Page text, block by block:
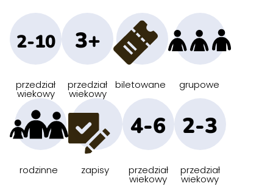
2-10
przedział
wiekowy
3+
przedział
wiekowy
biletowane grupowe
rodzinne zapisy
4-6
przedział
wiekowy
2-3
przedział
wiekowy